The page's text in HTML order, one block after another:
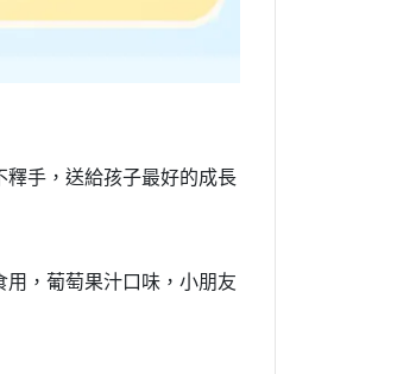
手，送給孩子最好的成長
，葡萄果汁口味，小朋友